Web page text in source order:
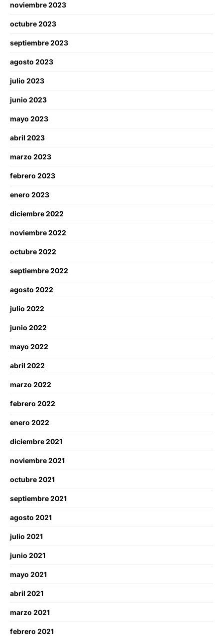
noviembre 2023
octubre 2023
septiembre 2023
agosto 2023
julio 2023
junio 2023
mayo 2023
abril 2023
marzo 2023
febrero 2023
enero 2023
diciembre 2022
noviembre 2022
octubre 2022
septiembre 2022
agosto 2022
julio 2022
junio 2022
mayo 2022
abril 2022
marzo 2022
febrero 2022
enero 2022
diciembre 2021
noviembre 2021
octubre 2021
septiembre 2021
agosto 2021
julio 2021
junio 2021
mayo 2021
abril 2021
marzo 2021
febrero 2021